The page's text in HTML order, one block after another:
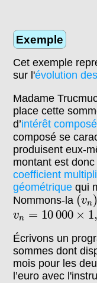
Exemple
Cet exemple
sur l'évolution
Madame
place cette
d’intérêt composé
composé se
produisent eux-
montant est
coefficient
géométrique qui
Nommons-la (vn)
(vn)
vn = 10000 × 1,
vn=10000× 1,
Écrivons un
sommes dont
mois pour les
l’euro avec